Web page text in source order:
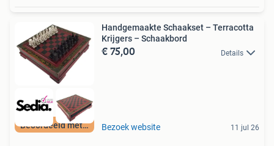
Beoordeeld met 9+
Handgemaakte Schaakset – Terracotta
Krijgers – Schaakbord
€ 75,00 Details
Bezoek website 11 jul 26